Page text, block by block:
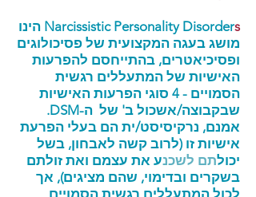
Narcissistic Personality Disorders
הינו
מושג בעגה המקצועית של פסיכולוגים
ופסיכיאטרים, בהתייחסם להפרעות
האישיות של המתעללים רגשית
הסמויים - 4 סוגי הפרעות האישיות
שבקבוצה/אשכול ב' של ה-DSM.
אמנם, נרקיסיסט/ית הם בעלי הפרעת
אישיות זו (לרוב קשה לאבחון, בשל
יכולתם לשכנע את עצמם ואת זולתם
בשקרים ובדימוי, שהם מציגים), אך
לכול המתעללים רגשית הסמויים